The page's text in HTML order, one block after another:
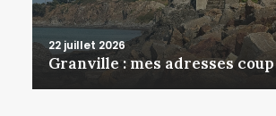
22 juillet 2026
Granville : mes adresses